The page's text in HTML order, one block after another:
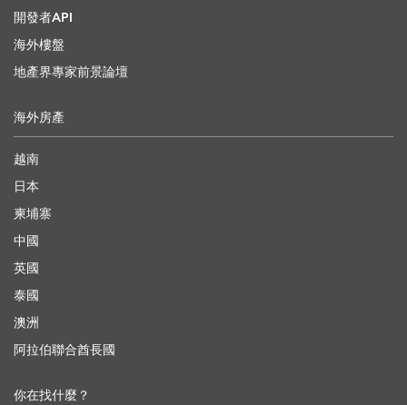
開發者API
海外樓盤
地產界專家前景論壇
海外房產
越南
日本
柬埔寨
中國
英國
泰國
澳洲
阿拉伯聯合酋長國
你在找什麼？